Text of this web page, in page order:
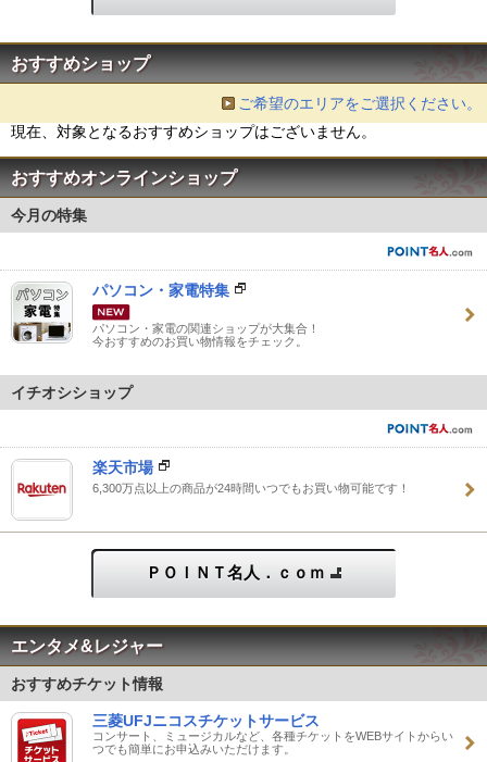
おすすめショップ
ご希望のエリアをご選択ください。
現在、対象となるおすすめショップはございません。
おすすめオンラインショップ
今月の特集
パソコン・家電特集
パソコン・家電の関連ショップが大集合！
今おすすめのお買い物情報をチェック。
イチオシショップ
楽天市場
6,300万点以上の商品が24時間いつでもお買い物可能です！
ＰＯＩＮＴ名人．ｃｏｍ
エンタメ&レジャー
おすすめチケット情報
三菱UFJニコスチケットサービス
コンサート、ミュージカルなど、各種チケットをWEBサイトからい
つでも簡単にお申込みいただけます。